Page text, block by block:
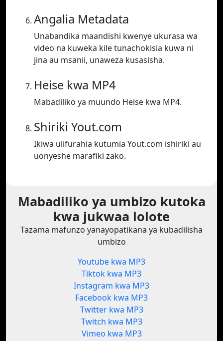
Angalia Metadata
Unabandika maandishi kwenye ukurasa wa
video na kuweka kile tunachokisia kuwa ni
jina au msanii, unaweza kusasisha.
Heise kwa MP4
Mabadiliko ya muundo Heise kwa MP4.
Shiriki Yout.com
Ikiwa ulifurahia kutumia Yout.com ishiriki au
uonyeshe marafiki zako.
Mabadiliko ya umbizo kutoka
kwa jukwaa lolote
Tazama mafunzo yanayopatikana ya kubadilisha
umbizo
Youtube kwa MP3
Tiktok kwa MP3
Instagram kwa MP3
Facebook kwa MP3
Twitter kwa MP3
Twitch kwa MP3
Vimeo kwa MP3